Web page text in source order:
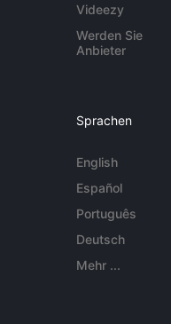
Videezy
Werden Sie
Anbieter
Sprachen
English
Español
Português
Deutsch
Mehr ...